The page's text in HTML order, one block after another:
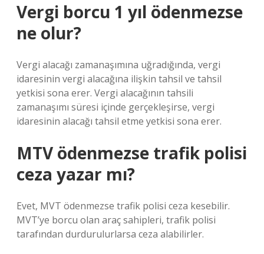
Vergi borcu 1 yıl ödenmezse
ne olur?
Vergi alacağı zamanaşımına uğradığında, vergi
idaresinin vergi alacağına ilişkin tahsil ve tahsil
yetkisi sona erer. Vergi alacağının tahsili
zamanaşımı süresi içinde gerçekleşirse, vergi
idaresinin alacağı tahsil etme yetkisi sona erer.
MTV ödenmezse trafik polisi
ceza yazar mı?
Evet, MVT ödenmezse trafik polisi ceza kesebilir.
MVT’ye borcu olan araç sahipleri, trafik polisi
tarafından durdurulurlarsa ceza alabilirler.